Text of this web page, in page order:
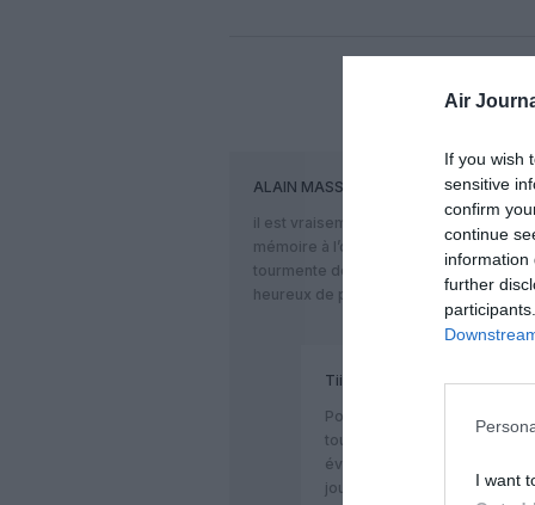
Air
If you wish
sensitive
confirm
continue
information
further
I want
ALAIN MASSON a commenté :
il est vraisemblable qu’air austral ne
mémoire à l’origine à 800 sièges) , et
tourmente depuis la crash de san
heureux de prendre tous les invendus
TiiMaw a commenté :
Pour répondre, Air Austral
toujours un en commande
évidemment la configuration
jour